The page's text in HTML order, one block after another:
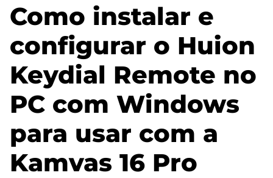
Como instalar e
configurar o Huion
Keydial Remote no
PC com Windows
para usar com a
Kamvas 16 Pro